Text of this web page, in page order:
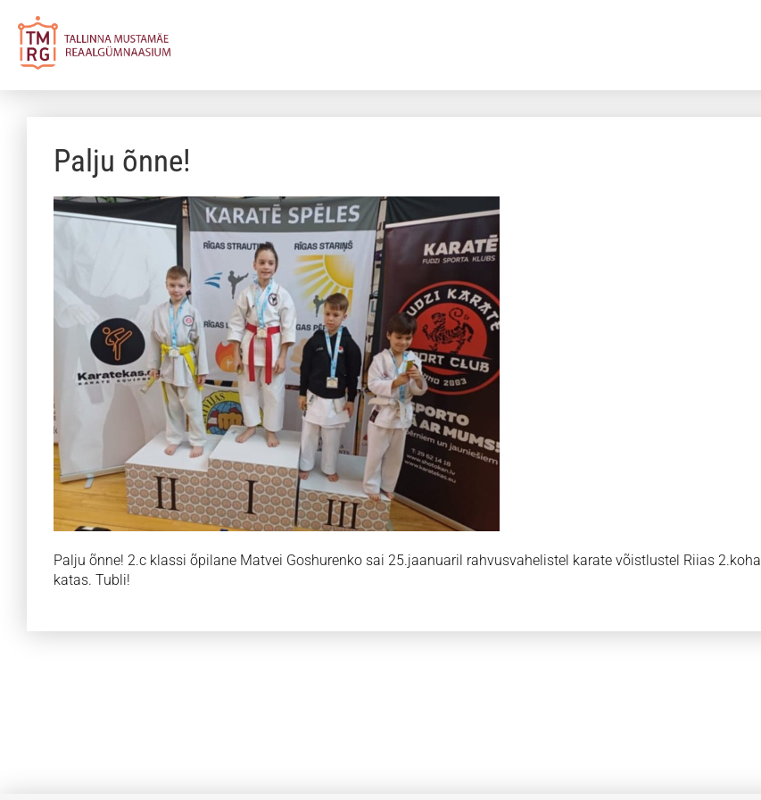
Palju õnne!
Palju õnne! 2.c klassi õpilane Matvei Goshurenko sai 25.jaanuaril rahvusvahelistel karate võistlustel Riias 2.koha
katas. Tubli!